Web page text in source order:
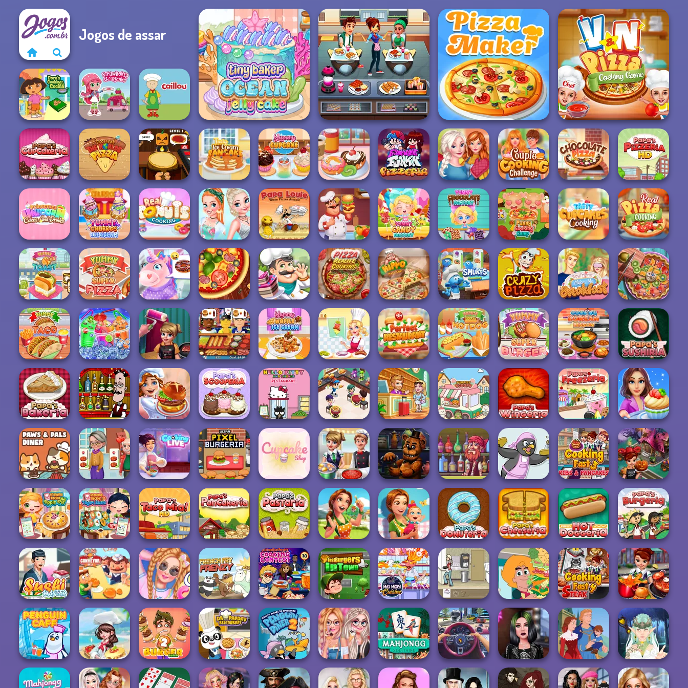
Jogos de assar
Tiny Baker Ocean Jelly
Cake
Cooking Cafe Food Chef The Pizza Maker
V And N Pizza Cooking
Game
Dora Cooking in
la Cucina
Strawberry
Shortcake
Caillou Chef
Papa's
Cupcakeria
Around the
Worlds Pizza
Halloween
Pizzeria
Tasty Ice Cream
Pancake
Yummy Cupcake
Yummy Donut
Factory
FNF Pizzeria
Sisters
Thanksgiving
Dinner
Couple Cooking
Challenge
Chocolate Pizza Papa's Pizzeria
Princesses
Unicorn Cakes
And D...
Yummy Churros
Ice Cream
Real Donuts
Cooking
Princesses
Cooking
Challenge:...
Papa Louie:
When Pizzas
Attack
Hamburger
Cooking Mania
Yummy Candy
Factory
Yummy
Chocolate
Factory
Funny Cooking
Camp
Tasty Cupcakes
Cooking
Real Pizza
Cooking
Yummy Toast
Yummy Super
Pizza
Unicorns
Donuteria
Pizza Maker Cake Shop
Pizza Real Life
Cooking
Hippo Pizza Chef
The Smurfs:
Cooking
Crazy Pizza
Boyfriend Makes
Me Breakfast
Pie Real Life
Cooking
Yummy Taco Rainbow Frozen
Cook And
Decorate
Hot Dog Bush
Yummy Waffle
Ice Cream
Michelin Star
Chef
My Perfect
Restaurant
Yummy Hotdog
Yummy Super
Burger
Cooking Korean
Lesson
Papa's Sushiria
Papa's Bakeria
Bartender The
Right Mix
Cooking Festival
Papa's
Scooperia
Hello Kitty And
Friends Restau...
Cooking
Restaurant
Kitchen
Hotel Fever
Tycoon
Purr-fect Scoops Papa's Wingeria Papa's Freezeria
Cooking Stories:
Fun Cafe
Paws & Pals
Diner
Cooking
Madness
Cooking Live: Be
a Chef&Cook
Ultra Pixel
Burgeria
Cupcake Shop Cooking Frenzy FNAF Bartender
Pirate Bartender
Captain's Gro...
Penguin Diner
Cooking Fast 3:
Ribs and Panca...
Cooking Fast
Halloween
Grandma Recipe
Apple Pie
Grandma Recipe
Nigiri Sushi
Papa's Taco Mia
Papa's
Pancakeria
Papa's Pastaria
Delicious -
Emily's Home
Sweet...
Delicious -
Emily's New
Beginn...
Papa's Donuteria Papa's Cheeseria
Papa's Hot
Doggeria
Papa's Burgeria
Sushi Master Conveyor Deli
Cotton Candy
Store
French Fry Frenzy
Nickelodeon
Cooking Contest
Best Burgers In
Town
Max Mixed
Cuisine
The Waitress
Sandwich
Champion
Cooking Fast 4
Steak
Cooking Fast